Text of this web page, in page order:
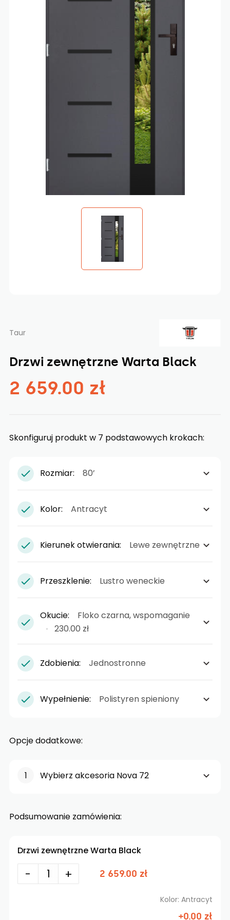
Taur
Drzwi zewnętrzne Warta Black
2 659.00 zł
Skonfiguruj produkt w 7 podstawowych krokach:
Rozmiar: 80’
Kolor: Antracyt
Kierunek otwierania: Lewe zewnętrzne
Przeszklenie: Lustro weneckie
Okucie:
Floko czarna, wspomaganie
230.00 zł
Zdobienia: Jednostronne
Wypełnienie: Polistyren spieniony
Opcje dodatkowe:
Wybierz akcesoria Nova 72
Podsumowanie zamówienia:
Drzwi zewnętrzne Warta Black
- + 2 659.00 zł
Kolor: Antracyt
+0.00 zł